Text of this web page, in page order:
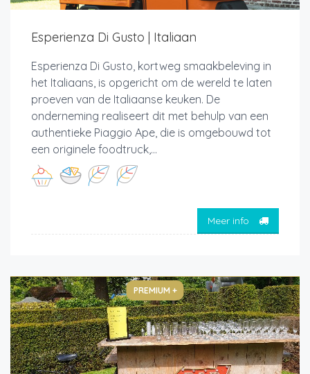
Esperienza Di Gusto | Italiaan
Esperienza Di Gusto, kortweg smaakbeleving in
het Italiaans, is opgericht om de wereld te laten
proeven van de Italiaanse keuken. De
onderneming realiseert dit met behulp van een
authentieke Piaggio Ape, die is omgebouwd tot
een originele foodtruck,...
Meer info
PREMIUM +